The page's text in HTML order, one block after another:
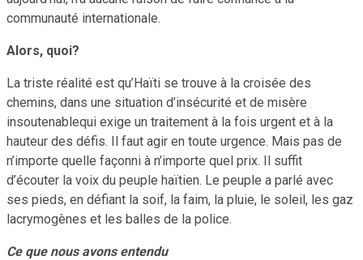
communauté internationale.
Alors, quoi?
La triste réalité est qu’Haïti se trouve à la croisée des
chemins, dans une situation d’insécurité et de misère
insoutenablequi exige un traitement à la fois urgent et à la
hauteur des défis. Il faut agir en toute urgence. Mais pas de
n’importe quelle façonni à n’importe quel prix. Il suffit
d’écouter la voix du peuple haïtien. Le peuple a parlé avec
ses pieds, en défiant la soif, la faim, la pluie, le soleil, les gaz
lacrymogènes et les balles de la police.
Ce que nous avons entendu